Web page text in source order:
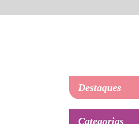
Destaques
Categorias